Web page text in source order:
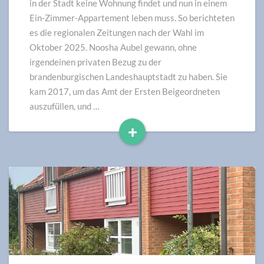
Biografie
in der Stadt keine Wohnung findet und nun in einem
Ein-Zimmer-Appartement leben muss. So berichteten
es die regionalen Zeitungen nach der Wahl im
Oktober 2025. Noosha Aubel gewann, ohne
irgendeinen privaten Bezug zu der
brandenburgischen Landeshauptstadt zu haben. Sie
kam 2017, um das Amt der Ersten Beigeordneten
auszufüllen, und …
+
Read